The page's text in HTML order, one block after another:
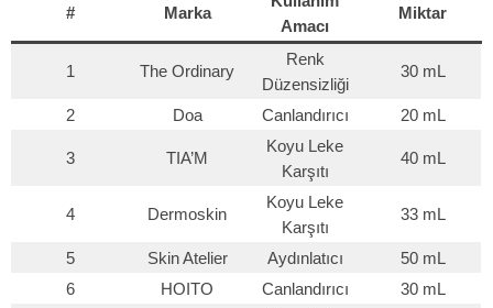
# Marka
Amacı
Miktar
1 The Ordinary
Renk
Düzensizliği
30 mL
2 Doa Canlandırıcı 20 mL
3 TIA’M
Koyu Leke
Karşıtı
40 mL
4 Dermoskin
Koyu Leke
Karşıtı
33 mL
5 Skin Atelier Aydınlatıcı
50 mL
6
HOITO Canlandırıcı 30 mL